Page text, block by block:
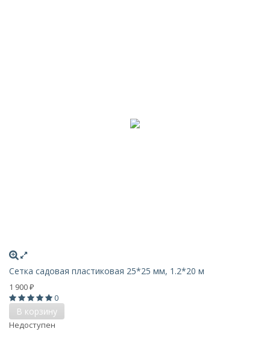
Сетка садовая пластиковая 25*25 мм, 1.2*20 м
1 900 ₽
0
В корзину
Недоступен